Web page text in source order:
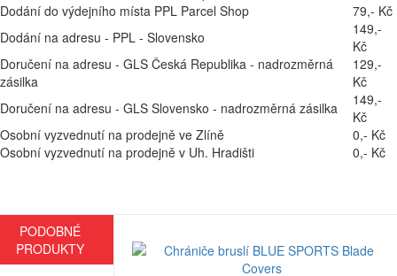
Dodání do výdejního místa PPL Parcel Shop
79,- Kč
Dodání na adresu - PPL - Slovensko
149,-
Kč
Doručení na adresu - GLS Česká Republika - nadrozměrná
zásilka
129,-
Kč
Doručení na adresu - GLS Slovensko - nadrozměrná zásilka
149,-
Kč
Osobní vyzvednutí na prodejně ve Zlíně
0,- Kč
Osobní vyzvednutí na prodejně v Uh. Hradišti
0,- Kč
PODOBNÉ
PRODUKTY